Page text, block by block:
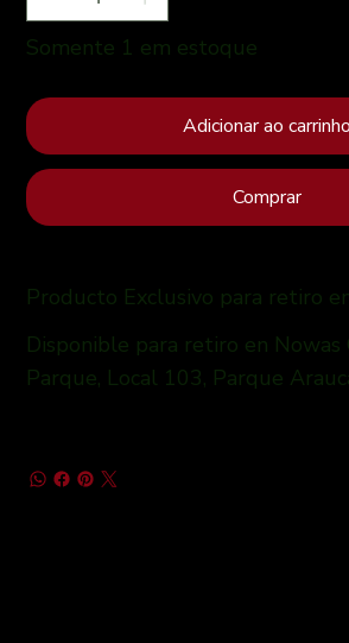
Somente 1 em estoque
Adicionar ao carrinho
Comprar
Producto Exclusivo para retiro
Disponible para retiro en Nowas
Parque, Local 103, Parque